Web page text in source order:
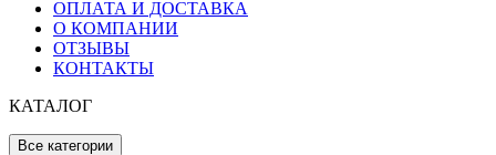
ОПЛАТА И ДОСТАВКА
О КОМПАНИИ
ОТЗЫВЫ
КОНТАКТЫ
КАТАЛОГ
Все категории